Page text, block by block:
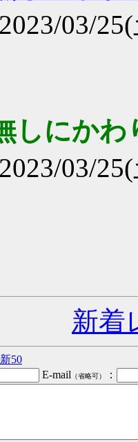
2023/03/
しにか
2023/03/
新着
50
E-mail （省略可） ：